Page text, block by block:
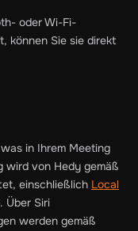
oder Wi-Fi-
können Sie sie direkt
in Ihrem Meeting
wird von Hedy gemäß
einschließlich Local
Über Siri
werden gemäß